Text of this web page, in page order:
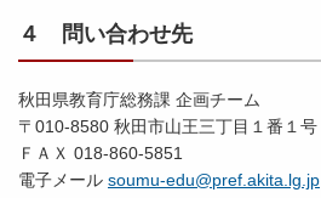
４ 問い合わせ先
秋田県教育庁総務課 企画チーム
〒010-8580 秋田市山王三丁目１番１号
ＦＡＸ 018-860-5851
電子メール soumu-edu@pref.akita.lg.jp